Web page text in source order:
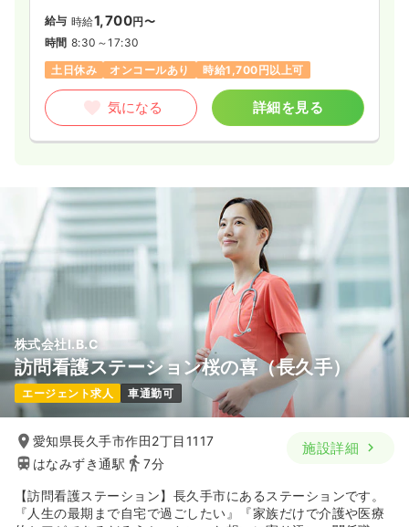
給与 時給1,700円〜
時間 8:30～17:30
土日休み
オンコールあり 時給1,700円以上可
気になる 詳細を見る
株式会社I.B.C
訪問看護ステーション桜の喜（長久手）
エージェント求人 車通勤可
愛知県長久手市作田2丁目1117
はなみずき通駅
7分
施設詳細
【訪問看護ステーション】長久手市にあるステーションです。
『人生の最期まで自宅で過ごしたい』『家族だけで介護や医療